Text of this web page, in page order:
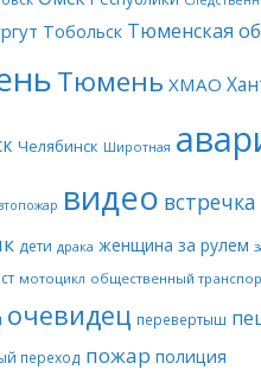
Тобольск Тюменская
Тюмень ХМАО
Челябинск Широтная
видео встречка
дети драка женщина за рулем
мотоцикл общественный
очевидец перевертыш
переход пожар полиция